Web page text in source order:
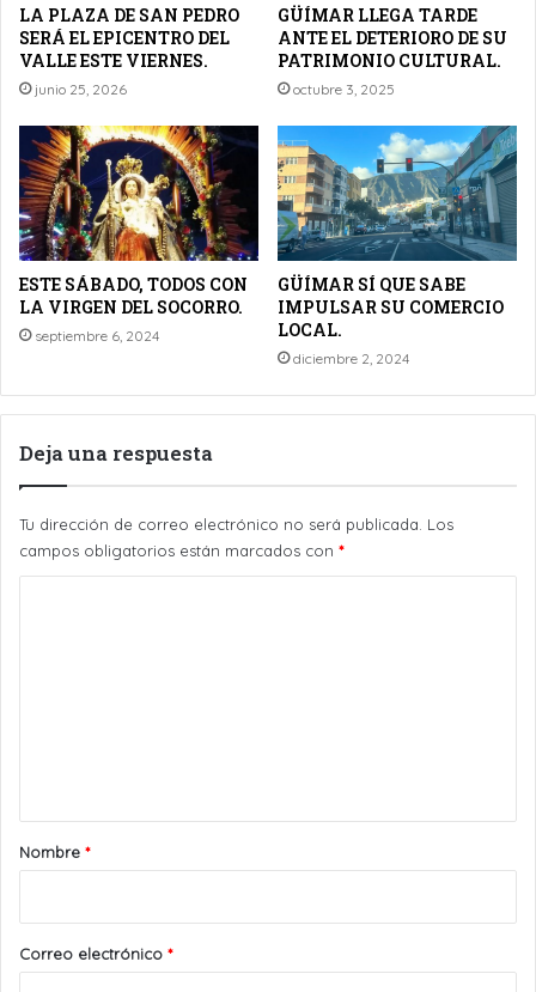
LA PLAZA DE SAN PEDRO
SERÁ EL EPICENTRO DEL
VALLE ESTE VIERNES.
junio 25, 2026
GÜÍMAR LLEGA TARDE
ANTE EL DETERIORO DE SU
PATRIMONIO CULTURAL.
octubre 3, 2025
ESTE SÁBADO, TODOS CON
LA VIRGEN DEL SOCORRO.
septiembre 6, 2024
GÜÍMAR SÍ QUE SABE
IMPULSAR SU COMERCIO
LOCAL.
diciembre 2, 2024
Deja una respuesta
Tu dirección de correo electrónico no será publicada. Los
campos obligatorios están marcados con *
r
*
Nombre *
Correo electrónico *